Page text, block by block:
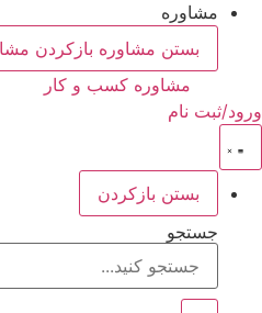
مشاوره
بستن مشاوره بازکردن
مشاوره کسب و کار
ورود/ثبت نام
بستن بازکردن
جستجو